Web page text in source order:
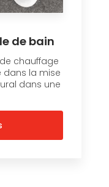
de bain
de chauffage
dans la mise
dans une